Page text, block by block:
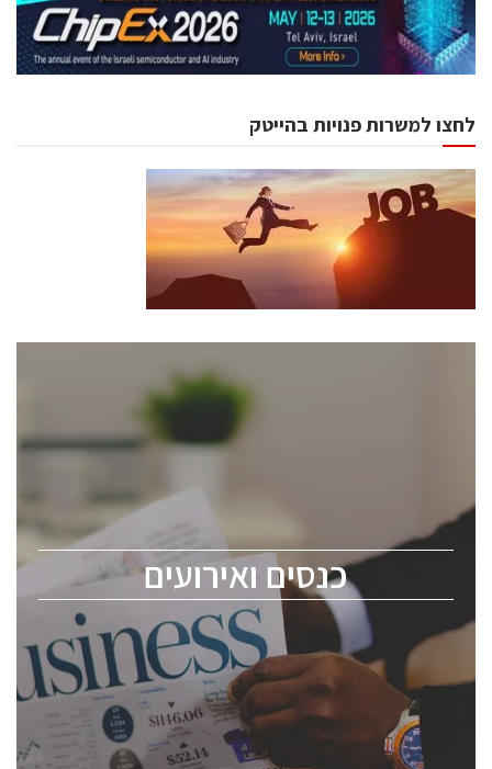
לחצו למשרות פנויות בהייטק
כנסים ואירועים
כנסים ואירועים
לכל העוסקים בתעשיית הסמיקונדקטור כולל מהנדסים,
ChipEx2026 will be held on May 12-13, 2026. The
conference is intended for everyone involved in the
semiconductor industry, including engineers,
professional experts, and senior executives.
לחץ לפרטים